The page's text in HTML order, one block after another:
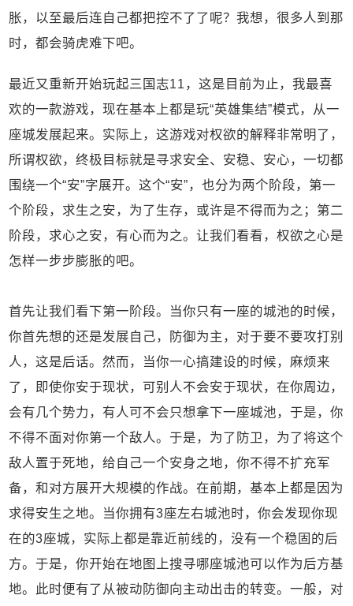
胀，以至最后连自己都把控不了了呢？我想，很多人到那
时，都会骑虎难下吧。
最近又重新开始玩起三国志11，这是目前为止，我最喜
欢的一款游戏，现在基本上都是玩“英雄集结”模式，从一
座城发展起来。实际上，这游戏对权欲的解释非常明了，
所谓权欲，终极目标就是寻求安全、安稳、安心，一切都
围绕一个“安”字展开。这个“安”，也分为两个阶段，第一
个阶段，求生之安，为了生存，或许是不得而为之；第二
阶段，求心之安，有心而为之。让我们看看，权欲之心是
怎样一步步膨胀的吧。
首先让我们看下第一阶段。当你只有一座的城池的时候，
你首先想的还是发展自己，防御为主，对于要不要攻打别
人，这是后话。然而，当你一心搞建设的时候，麻烦来
了，即使你安于现状，可别人不会安于现状，在你周边，
会有几个势力，有人可不会只想拿下一座城池，于是，你
不得不面对你第一个敌人。于是，为了防卫，为了将这个
敌人置于死地，给自己一个安身之地，你不得不扩充军
备，和对方展开大规模的作战。在前期，基本上都是因为
求得安生之地。当你拥有3座左右城池时，你会发现你现
在的3座城，实际上都是靠近前线的，没有一个稳固的后
方。于是，你开始在地图上搜寻哪座城池可以作为后方基
地。此时便有了从被动防御向主动出击的转变。一般，对